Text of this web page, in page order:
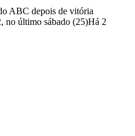
ABC depois de vitória
no último sábado (25)Há 2